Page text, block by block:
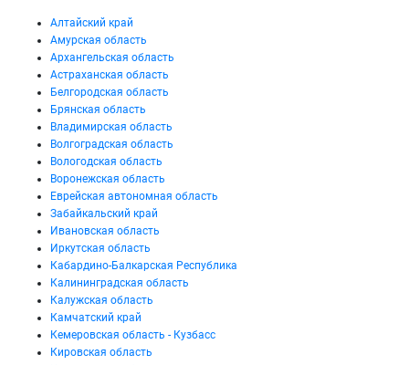
Алтайский край
Амурская область
Архангельская область
Астраханская область
Белгородская область
Брянская область
Владимирская область
Волгоградская область
Вологодская область
Воронежская область
Еврейская автономная область
Забайкальский край
Ивановская область
Иркутская область
Кабардино-Балкарская Республика
Калининградская область
Калужская область
Камчатский край
Кемеровская область - Кузбасс
Кировская область